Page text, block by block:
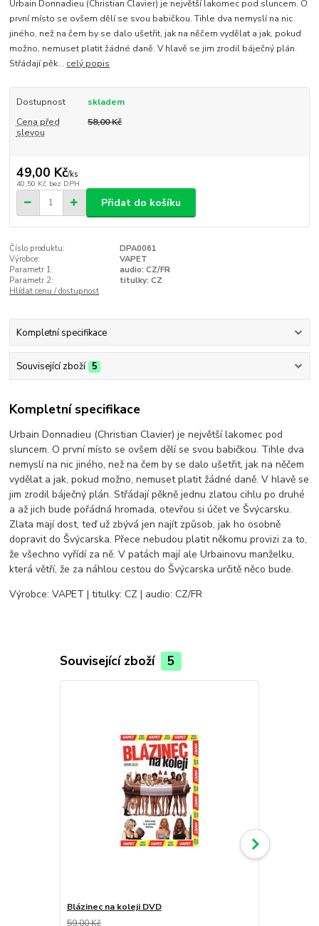
Urbain Donnadieu (Christian Clavier) je největší lakomec pod sluncem. O
první místo se ovšem dělí se svou babičkou. Tihle dva nemyslí na nic
jiného, než na čem by se dalo ušetřit, jak na něčem vydělat a jak, pokud
možno, nemuset platit žádné daně. V hlavě se jim zrodil báječný plán.
Střádají pěk... celý popis
Dostupnost
skladem
Cena před
slevou
58,00 Kč
49,00 Kč/ks
40,50 Kč bez DPH
Přidat do košíku
Číslo produktu:
DPA0061
Výrobce:
VAPET
Parametr 1:
audio: CZ/FR
Parametr 2:
titulky: CZ
Hlídat cenu / dostupnost
Kompletní specifikace
Související zboží 5
Kompletní specifikace
Urbain Donnadieu (Christian Clavier) je největší lakomec pod
sluncem. O první místo se ovšem dělí se svou babičkou. Tihle dva
nemyslí na nic jiného, než na čem by se dalo ušetřit, jak na něčem
vydělat a jak, pokud možno, nemuset platit žádné daně. V hlavě se
jim zrodil báječný plán. Střádají pěkně jednu zlatou cihlu po druhé
a až jich bude pořádná hromada, otevřou si účet ve Švýcarsku.
Zlata mají dost, teď už zbývá jen najít způsob, jak ho osobně
dopravit do Švýcarska. Přece nebudou platit někomu provizi za to,
že všechno vyřídí za ně. V patách mají ale Urbainovu manželku,
která větří, že za náhlou cestou do Švýcarska určitě něco bude.
Výrobce: VAPET | titulky: CZ | audio: CZ/FR
Související zboží 5
Blázinec na koleji DVD
59,00 Kč